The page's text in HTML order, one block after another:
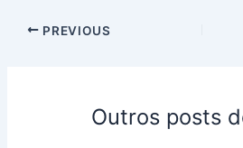
PREVIOUS
Outros posts